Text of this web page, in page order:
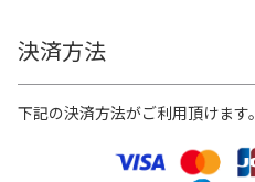
決済方法
下記の決済方法がご利用頂けます。